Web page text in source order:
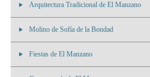
Arquitectura Tradicional de El Manzano
Molino de Sofía de la Bondad
Fiestas de El Manzano